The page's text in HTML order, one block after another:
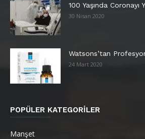
100 Yaşında Coronayı
30 Nisan 2020
Watsons’tan
24 Mart 2020
POPÜLER KATEGORİLER
Manşet